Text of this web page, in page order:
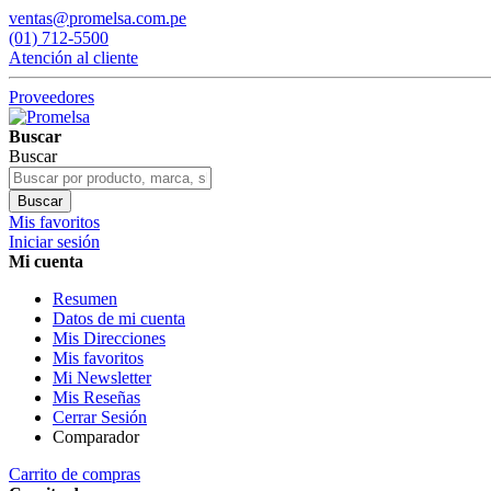
ventas@promelsa.com.pe
(01) 712-5500
Atención al cliente
Proveedores
Buscar
Buscar
Buscar
Mis favoritos
Iniciar sesión
Mi cuenta
Resumen
Datos de mi cuenta
Mis Direcciones
Mis favoritos
Mi Newsletter
Mis Reseñas
Cerrar Sesión
Comparador
Carrito de compras